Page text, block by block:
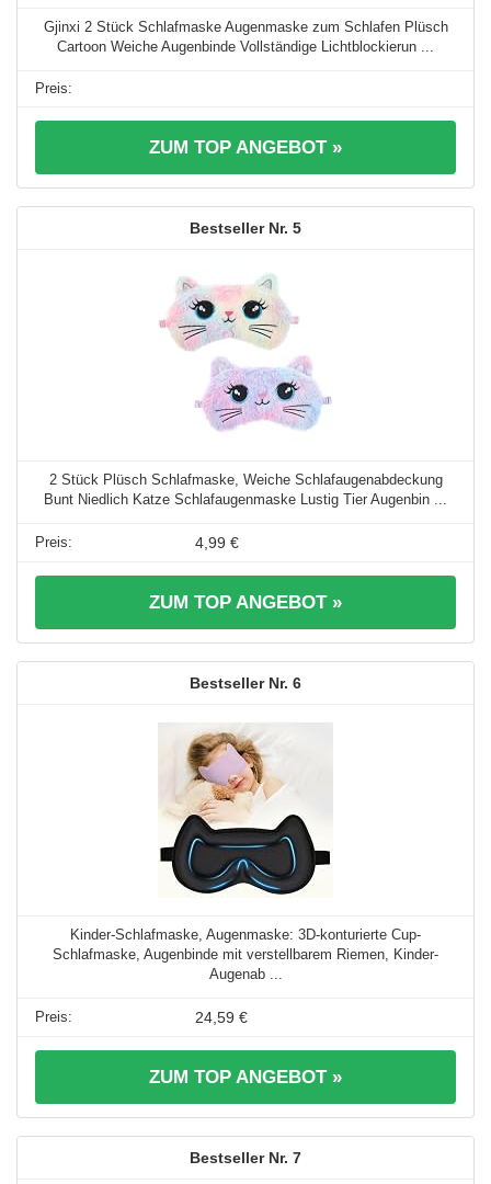
Gjinxi 2 Stück Schlafmaske Augenmaske zum Schlafen Plüsch
Cartoon Weiche Augenbinde Vollständige Lichtblockierun ...
ZUM TOP ANGEBOT »
5
2 Stück Plüsch Schlafmaske, Weiche Schlafaugenabdeckung
Bunt Niedlich Katze Schlafaugenmaske Lustig Tier Augenbin ...
4,99 €
ZUM TOP ANGEBOT »
6
Kinder-Schlafmaske, Augenmaske: 3D-konturierte Cup-
Schlafmaske, Augenbinde mit verstellbarem Riemen, Kinder-
Augenab ...
24,59 €
ZUM TOP ANGEBOT »
7